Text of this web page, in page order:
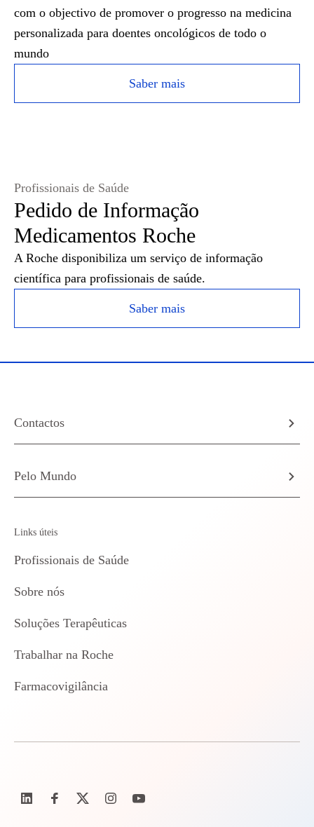
com o objectivo de promover o progresso na medicina
personalizada para doentes oncológicos de todo o
mundo
Saber mais
Profissionais de Saúde
Pedido de Informação
Medicamentos Roche
A Roche disponibiliza um serviço de informação
científica para profissionais de saúde.
Saber mais
Contactos
Pelo Mundo
Links úteis
Profissionais de Saúde
Sobre nós
Soluções Terapêuticas
Trabalhar na Roche
Farmacovigilância